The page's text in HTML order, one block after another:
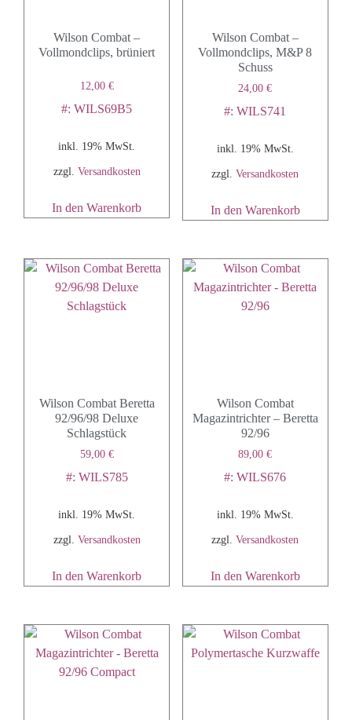
Wilson Combat –
Vollmondclips, brüniert
12,00 €
#: WILS69B5
inkl. 19% MwSt.
zzgl. Versandkosten
In den Warenkorb
Wilson Combat –
Vollmondclips, M&P 8
Schuss
24,00€
#: WILS741
inkl. 19% MwSt.
zzgl.Versandkosten
In den Warenkorb
Wilson Combat Beretta
92/96/98 Deluxe
Schlagstück
59,00 €
#: WILS785
inkl. 19% MwSt.
zzgl. Versandkosten
In den Warenkorb
Wilson Combat
Magazintrichter – Beretta
92/96
89,00€
#: WILS676
inkl. 19% MwSt.
zzgl.Versandkosten
In den Warenkorb